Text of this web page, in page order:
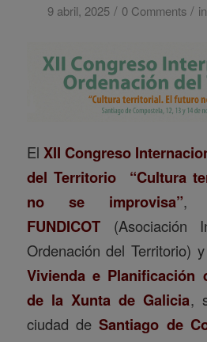
9 abril, 2025 / 0 Comments / in
El XII Congreso
del Territorio
“Cultura
no se improvisa”,
FUNDICOT(Asociación
Ordenación del Territorio)
Vivienda e Planificación
de la Xunta de Galicia,
ciudad deSantiago de